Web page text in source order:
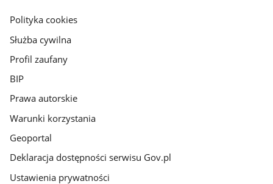
gov.pl
Polityka cookies
Służba cywilna
Profil zaufany
BIP
Prawa autorskie
Warunki korzystania
Geoportal
Deklaracja dostępności serwisu Gov.pl
Ustawienia prywatności